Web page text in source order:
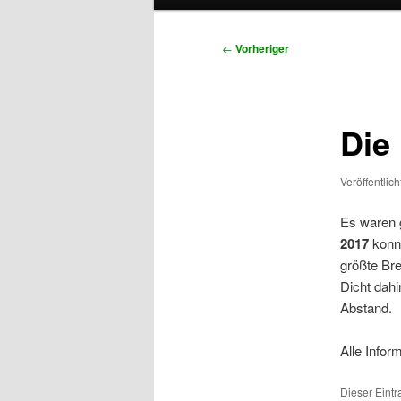
Beitragsnavigation
← Vorheriger
Es waren
2017
größte
Dicht
Abstand.
Alle
Dieser